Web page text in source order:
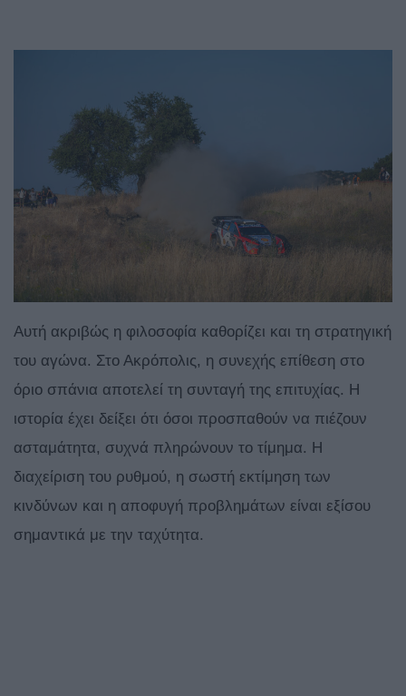
Αυτή ακριβώς η φιλοσοφία καθορίζει και τη στρατηγική
του αγώνα. Στο Ακρόπολις, η συνεχής επίθεση στο
όριο σπάνια αποτελεί τη συνταγή της επιτυχίας. Η
ιστορία έχει δείξει ότι όσοι προσπαθούν να πιέζουν
ασταμάτητα, συχνά πληρώνουν το τίμημα. Η
διαχείριση του ρυθμού, η σωστή εκτίμηση των
κινδύνων και η αποφυγή προβλημάτων είναι εξίσου
σημαντικά με την ταχύτητα.